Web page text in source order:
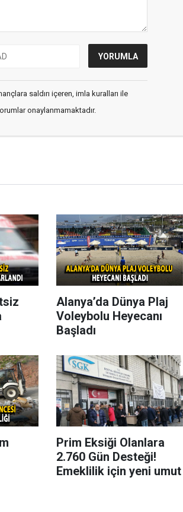
saldırı içeren, imla kuralları ile
onaylanmamaktadır.
Alanya’da Dünya Plaj
Voleybolu Heyecanı
Başladı
Prim Eksiği Olanlara
2.760 Gün Desteği!
Emeklilik için yeni umut